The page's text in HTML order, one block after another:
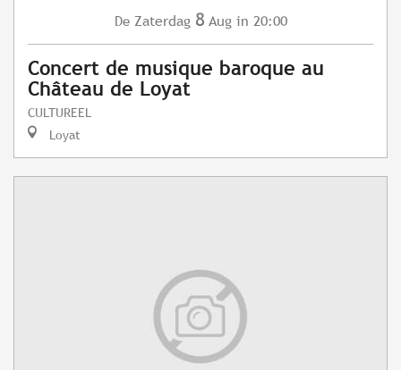
De Zaterdag 8 Aug in 20:00
Concert de musique baroque au
Château de Loyat
CULTUREEL
Loyat